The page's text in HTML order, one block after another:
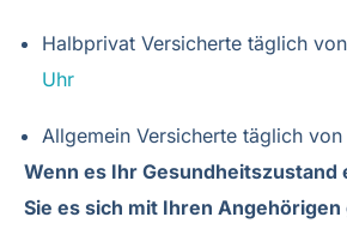
Halbprivat Versicherte täglich von
Uhr
Allgemein Versicherte täglich von
Wenn es Ihr Gesundheitszustand
Sie es sich mit Ihren Angehörigen